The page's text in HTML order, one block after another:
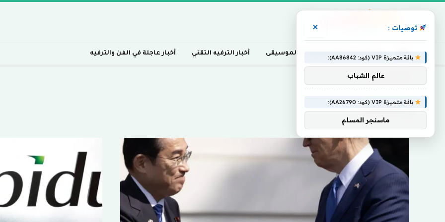
أخبار السينما، التلفزيون، والموسيقى أخبار الترفيه التقني أخبار عاجلة في الفن والترفيه
وكيشيدا
وكيشيدا
توصيات : ×
باقة متميزة VIP (كود: AA86842):
عالم الشباب
باقة متميزة VIP (كود: AA26790):
ماسنجر المسلم